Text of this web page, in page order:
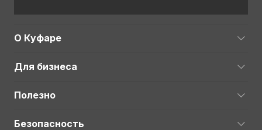
О Куфаре
Для бизнеса
Полезно
Безопасность